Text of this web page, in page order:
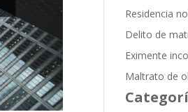
Residencia
Delito de
Eximente
Maltrato de